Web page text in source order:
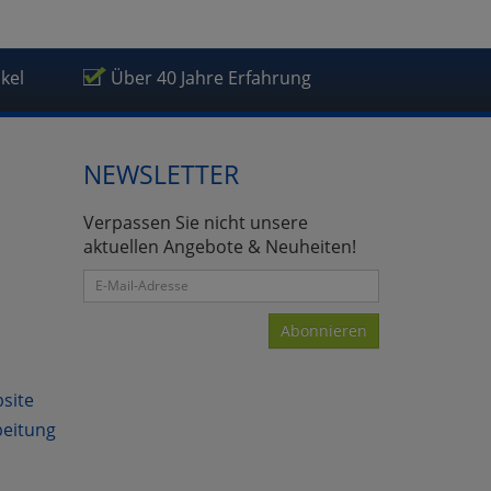
Über 40 Jahre Erfahrung
NEWSLETTER
Verpassen Sie nicht unsere
aktuellen Angebote & Neuheiten!
Abonnieren